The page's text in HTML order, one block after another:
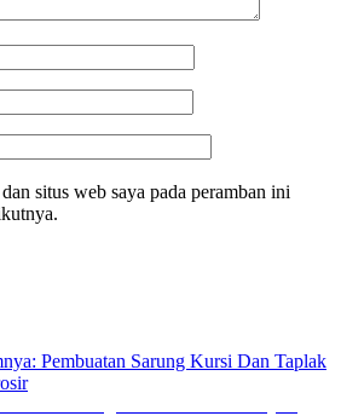
situs web saya pada peramban ini
Pembuatan Sarung Kursi Dan Taplak